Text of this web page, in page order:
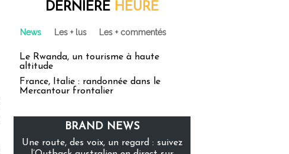
DERNIÈRE HEURE
News Les + lus Les + commentés
Le Rwanda, un tourisme à haute
altitude
France, Italie : randonnée dans le
Mercantour frontalier
BRAND NEWS
Une route, des voix, un regard : suivez